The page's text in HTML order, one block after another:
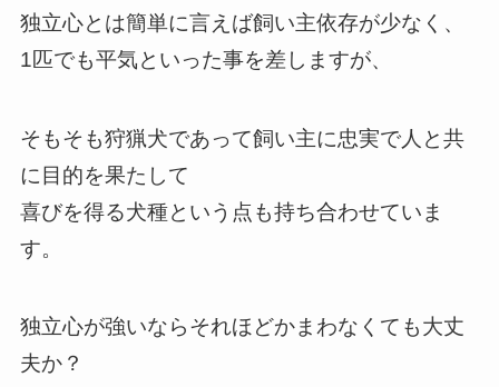
独立心とは簡単に言えば飼い主依存が少なく、
1匹でも平気といった事を差しますが、
そもそも狩猟犬であって飼い主に忠実で人と共
に目的を果たして
喜びを得る犬種という点も持ち合わせていま
す。
独立心が強いならそれほどかまわなくても大丈
夫か？